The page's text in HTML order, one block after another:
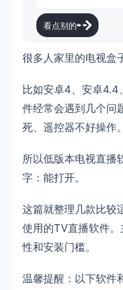
看点别的
很多人家里的电视盒
比如安卓4、安卓4.4
件经常会遇到几个问
死、遥控器不好操作。
所以低版本电视直播
字：能打开。
这篇就整理几款比较
使用的TV直播软件
性和安装门槛。
温馨提醒：以下软件